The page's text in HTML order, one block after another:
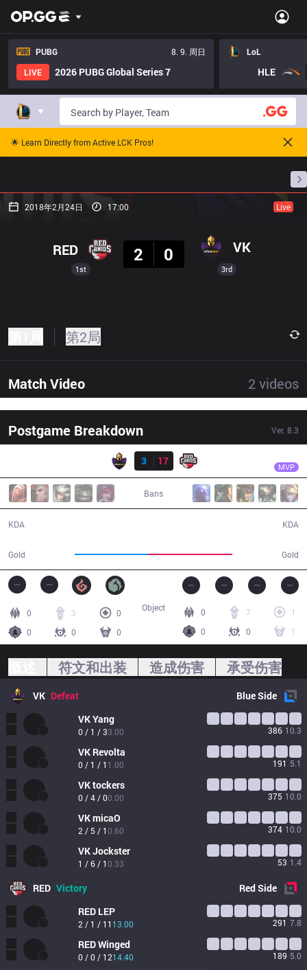
PUBG
8. 9. 周日
LIVE
2026 PUBG Global Series 7
LoL
HLE
🌟 Learn Directly from Active LCK Pros!
2018年2月24日 17:00 Live
1st
RED
2
0 VK
3rd
第2局
Match Video 2 videos
Postgame Breakdown Ver. 8.3
3
17 MVP
Bans
KDA
Gold Gold
KDA
0 3
0
0
0 0
0 7
1
0
0 1
Object
符文和出装 造成伤害 承受伤害
VK Defeat BlueSide
VKYang
0 / 1 / 33.00 386 10.3
VK Revolta
0 / 1 / 1 1.00 191 5.1
VKtockers
0 / 4 / 00.00 375 10.0
VKmicaO
2 / 5 / 10.60 374 10.0
VKJockster
1 / 6 / 10.33 53 1.4
RED Victory RedSide
RED LEP
2 / 1 / 11 13.00 291 7.8
REDWinged
0 / 0 / 1214.40 189 5.0